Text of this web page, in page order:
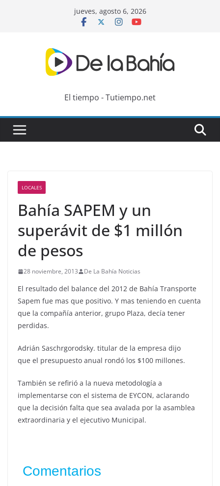
jueves, agosto 6, 2026
El tiempo - Tutiempo.net
LOCALES
Bahía SAPEM y un
superávit de $1 millón
de pesos
28 noviembre, 2013 De La Bahía Noticias
El resultado del balance del 2012 de Bahía Transporte
Sapem fue mas que positivo. Y mas teniendo en cuenta
que la compañía anterior, grupo Plaza, decía tener
perdidas.
Adrián Saschrgorodsky. titular de la empresa dijo
que el presupuesto anual rondó los $100 millones.
También se refirió a la nueva metodología a
implementarse con el sistema de EYCON, aclarando
que la decisión falta que sea avalada por la asamblea
extraordinaria y el ejecutivo Municipal.
Comentarios